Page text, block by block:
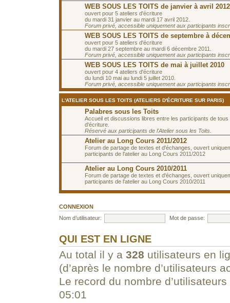
WEB SOUS LES TOITS de janvier à avril 2012
ouvert pour 5 ateliers d'écriture
du mardi 31 janvier au mardi 17 avril 2012.
Forum privé, accessible uniquement aux participants
WEB SOUS LES TOITS de septembre à
ouvert pour 5 ateliers d'écriture
du mardi 27 septembre au mardi 6 décembre 2011.
Forum privé, accessible uniquement aux participants
WEB SOUS LES TOITS de mai à juillet 2010
ouvert pour 4 ateliers d'écriture
du lundi 10 mai au lundi 5 juillet 2010.
Forum privé, accessible uniquement aux participants
L'ATELIER SOUS LES TOITS (ATELIERS D'ÉCRITURE SUR PARIS)
Palabres sous les Toits
Accueil et discussions libres entre les participants de tous
d'écriture.
Réservé aux participants de l'Atelier sous les Toits.
Atelier au Long Cours 2011/2012
Forum de partage de textes et d'échanges, ouvert
participants de l'atelier au Long Cours 2011/2012
Atelier au Long Cours 2010/2011
Forum de partage de textes et d'échanges, ouvert
participants de l'atelier au Long Cours 2010/2011
CONNEXION
Nom d’utilisateur:
Mot de passe:
QUI EST EN LIGNE
Au total il y a 328 utilisateurs en
(d’après le nombre d’utilisateurs
Le record du nombre
05:01